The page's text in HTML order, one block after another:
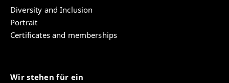
Diversity and Inclusion
Portrait
Certificates and memberships
Wir stehen für ein